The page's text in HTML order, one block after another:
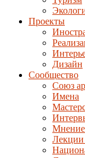
Проекты
Дизайн
Сообщество
Союз
Имена
Мнение
Лекции